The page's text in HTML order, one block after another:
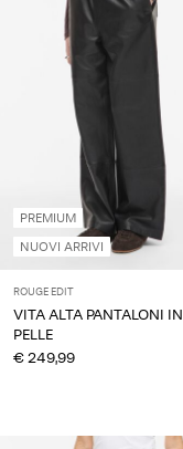
Accedi
Domande?
/
italiano
PREMIUM
NUOVI ARRIVI
ROUGE EDIT
VITA ALTA PANTALONI IN
PELLE
€ 249,99